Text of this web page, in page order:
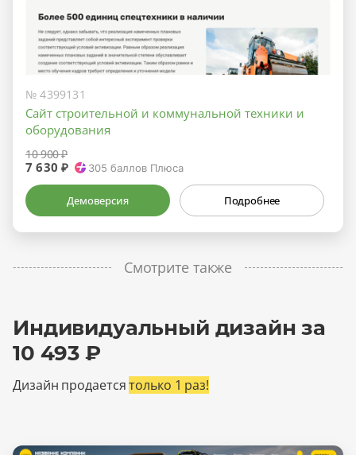
№ 4399131
Сайт строительной и коммунальной техники и
оборудования
10 900 ₽
7 630 ₽ 305 баллов Плюса
Демоверсия Подробнее
Смотрите также
Индивидуальный дизайн за
10 493 ₽
Дизайн продаетсятолько 1 раз!